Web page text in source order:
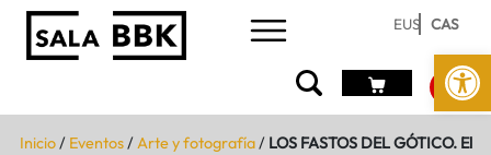
Abrir
EUS CAS
Inicio/ Eventos/Arte y fotografía/ LOS FASTOS DEL GÓTICO. El